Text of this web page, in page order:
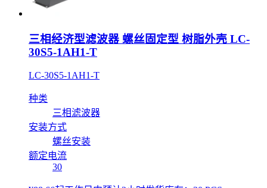
三相经济型滤波器 螺丝固定型 树脂外壳 LC-
30S5-1AH1-T
LC-30S5-1AH1-T
种类
三相滤波器
安装方式
螺丝安装
额定电流
30